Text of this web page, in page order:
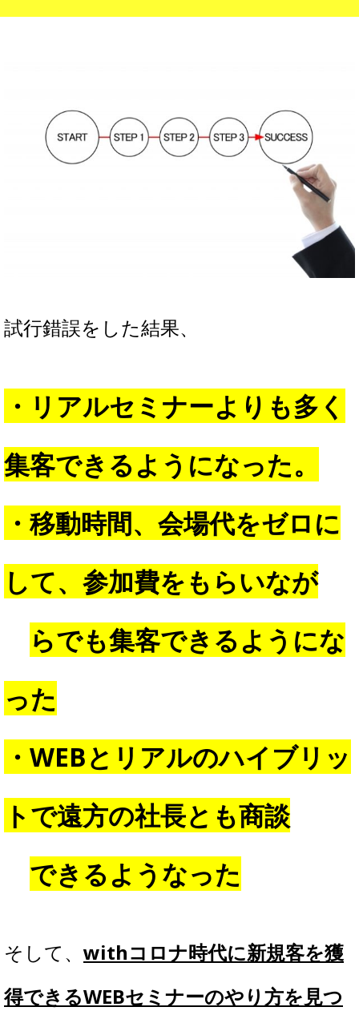
試行錯誤をした結果、
・リアルセミナーよりも多く
集客できるようになった。
・移動時間、会場代をゼロに
して、参加費をもらいなが
らでも集客できるようにな
った
・WEBとリアルのハイブリッ
トで遠方の社長とも商談
できるようなった
そして、 withコロナ時代に新規客を獲
得できるWEBセミナーのやり方を見つ